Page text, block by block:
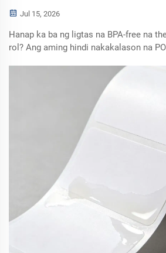
Jul 15, 2026
Hanap ka ba ng ligtas na BPA-free na
rol? Ang aming hindi nakakalason na
lahat ng printer, at perpekto para sa